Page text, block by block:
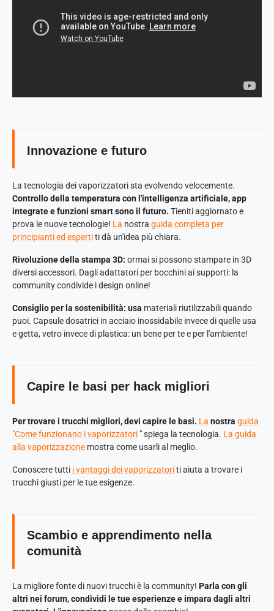
Innovazione e futuro
La tecnologia dei vaporizzatori sta evolvendo velocemente.
Controllo della temperatura con l'intelligenza artificiale, app
integrate e funzioni smart sono il futuro. Tieniti aggiornato e
prova le nuove tecnologie! La nostra guida completa per
principianti ed espertiti dà un'idea più chiara.
Rivoluzione della stampa 3D: ormai si possono stampare in 3D
diversi accessori. Dagli adattatori per bocchini ai supporti: la
community condivide i design online!
Consiglio per la sostenibilità: usa materiali riutilizzabili quando
puoi. Capsule dosatrici in acciaio inossidabile invece di quelle usa
e getta, vetro invece di plastica: un bene per te e per l'ambiente!
Capire le basi per hack migliori
Per trovare i trucchi migliori, devi capire le basi. La nostra guida
"Come funzionano i vaporizzatori " spiega la tecnologia. La guida
alla vaporizzazione mostra come usarli al meglio.
Conoscere tutti i vantaggi dei vaporizzatoriti aiuta a trovare i
trucchi giusti per le tue esigenze.
Scambio e apprendimento nella
comunità
La migliore fonte di nuovi trucchi è la community! Parla con gli
altri nei forum, condividi le tue esperienze e impara dagli altri